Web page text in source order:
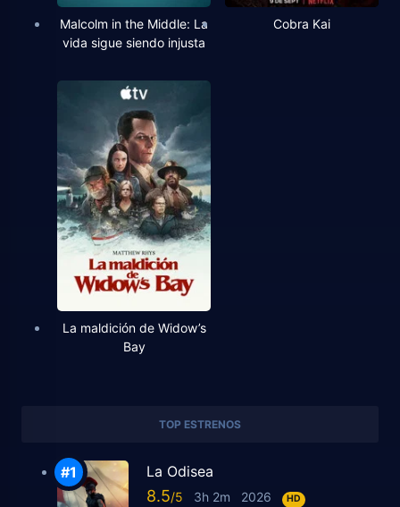
Malcolm in the Middle: La
vida sigue siendo injusta
Cobra Kai
La maldición de Widow’s
Bay
TOP ESTRENOS
La Odisea
8.5 3h 2m 2026 HD